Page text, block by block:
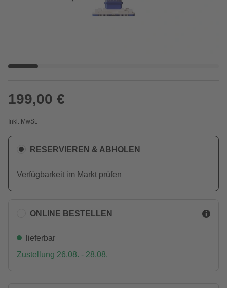
199,00 €
Inkl. MwSt.
RESERVIEREN & ABHOLEN
Verfügbarkeit im Markt prüfen
ONLINE BESTELLEN
lieferbar
Zustellung 26.08. - 28.08.